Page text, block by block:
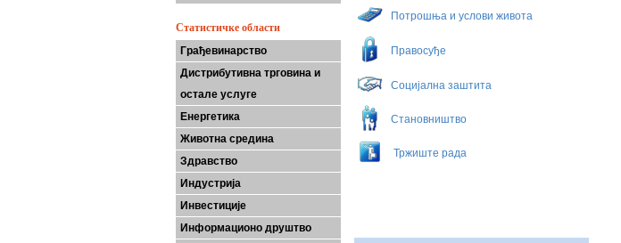
Статистичке области
Грађевинарство
Дистрибутивна трговина и
остале услуге
Енергетика
Животна средина
Здравство
Индустрија
Инвестиције
Информационо друштво
Потрошња и услови живота
Правосуђе
Социјална заштита
Становништво
Тржиште рада